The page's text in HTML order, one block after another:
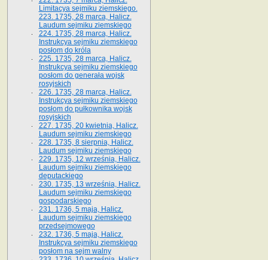
Limitacya sejmiku ziemskiego.
223. 1735, 28 marca, Halicz.
Laudum sejmiku ziemskiego
224. 1735, 28 marca, Halicz.
Instrukcya sejmiku ziemskiego
posłom do króla
225. 1735, 28 marca, Halicz.
Instrukcya sejmiku ziemskiego
posłom do generała wojsk
rosyjskich
226. 1735, 28 marca, Halicz.
Instrukcya sejmiku ziemskiego
posłom do pułkownika wojsk
rosyjskich
227. 1735, 20 kwietnia, Halicz.
Laudum sejmiku ziemskiego
228. 1735, 8 sierpnia, Halicz.
Laudum sejmiku ziemskiego
229. 1735, 12 września, Halicz.
Laudum sejmiku ziemskiego
deputackiego
230. 1735, 13 września, Halicz.
Laudum sejmiku ziemskiego
gospodarskiego
231. 1736, 5 maja, Halicz.
Laudum sejmiku ziemskiego
przedsejmowego
232. 1736, 5 maja, Halicz.
Instrukcya sejmiku ziemskiego
posłom na sejm walny